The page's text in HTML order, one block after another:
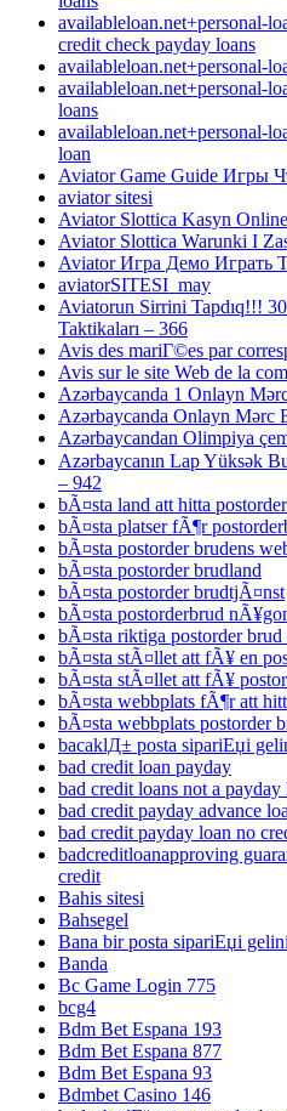
availableloan.net+personal-
credit check payday loans
availableloan.net+personal-
availableloan.net+personal-
loans
availableloan.net+personal-
loan
Aviator Game Guide Игры
aviator sitesi
Aviator Slottica Kasyn
Aviator Slottica Warunki I
Aviator Игра Демо Играть
aviatorSITESI_may
Aviatorun Sirrini Tapdıq!!!
Taktikaları – 366
Avis des mariГ©es par
Avis sur le site Web de la
Azərbaycanda 1 Onlayn
Azərbaycanda Onlayn Mərc
Azərbaycandan Olimpiya
Azərbaycanın Lap Yüksək
– 942
bÃ¤sta land att hitta
bÃ¤sta platser fÃ¶r
bÃ¤sta postorder brudens
bÃ¤sta postorder brudland
bÃ¤sta postorder brudtjÃ¤nst
bÃ¤sta postorderbrud
bÃ¤sta riktiga postorder brud
bÃ¤sta stÃ¤llet att fÃ¥ en
bÃ¤sta stÃ¤llet att fÃ¥
bÃ¤sta webbplats fÃ¶r att
bÃ¤sta webbplats postorder
bacaklД± posta sipariЕџi
bad credit loan payday
bad credit loans not a payday
bad credit payday advance
bad credit payday loan no
badcreditloanapproving
credit
Bahis sitesi
Bahsegel
Bana bir posta sipariЕџi
Banda
Bc Game Login 775
bcg4
Bdm Bet Espana 193
Bdm Bet Espana 877
Bdm Bet Espana 93
Bdmbet Casino 146